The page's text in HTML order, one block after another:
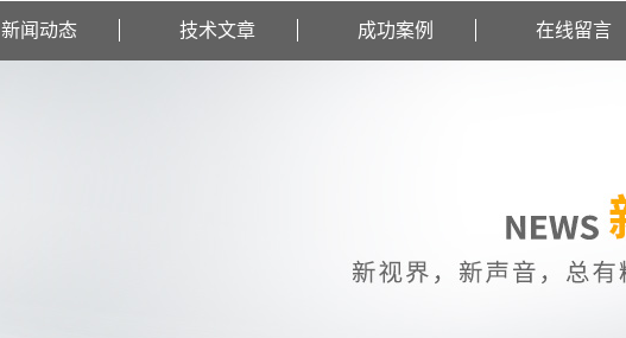
新闻动态 技术文章 成功案例 在线留言